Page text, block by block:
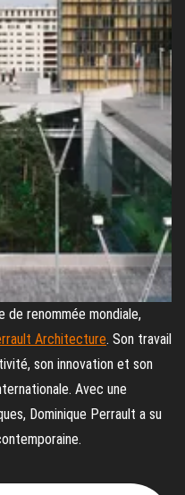
renommée mondiale,
Architecture. Son travail
son innovation et son
Avec une
Dominique Perrault a su